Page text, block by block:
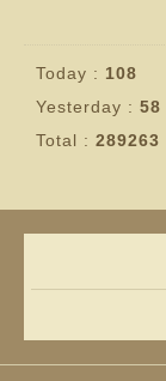
Today : 108
Yesterday : 58
Total : 289263